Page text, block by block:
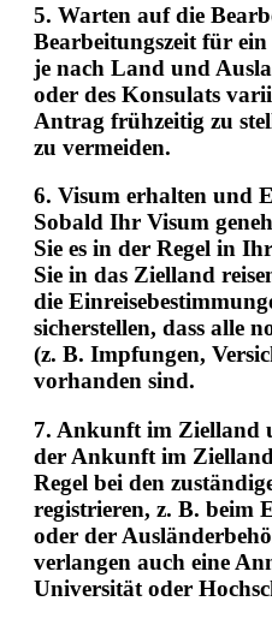
5. Warten auf die
Bearbeitungszeit für
je nach Land und
oder des Konsulats
Antrag frühzeitig zu
zu vermeiden.
6. Visum erhalten und
Sobald Ihr Visum
Sie es in der Regel in
Sie in das Zielland
die
sicherstellen, dass alle
(z. B. Impfungen,
vorhanden sind.
7. Ankunft im Zielland
der Ankunft im
Regel bei den
registrieren, z. B. beim
oder der
verlangen auch eine
Universität oder